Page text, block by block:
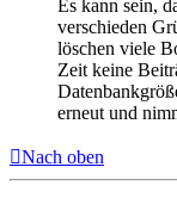
Es kann sein,
verschieden
löschen viele
Zeit keine
erneut und
Nach oben